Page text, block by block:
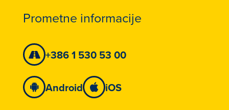
Prometne informacije
+386 1 530 53 00
Android iOS